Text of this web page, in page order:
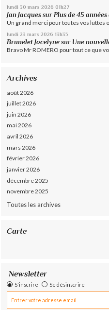
lundi 30 mars 2026 01h27
Jan Jacques surPlus de 45 années
Un grand merci pour toutes vos luttes
lundi 23 mars 2026 13h35
Brunelet Jocelyne sur Une
Bravo Mr ROMERO pour tout ce que
Archives
août 2026
juillet 2026
juin 2026
mai 2026
avril 2026
mars 2026
février 2026
janvier 2026
décembre 2025
novembre 2025
Toutes les archives
Carte
Newsletter
S'inscrire Se désinscrire